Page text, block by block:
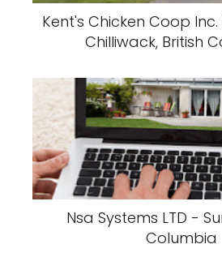
Kent's Chicken Coop
Chilliwack, British
Nsa Systems LTD -
Columbia